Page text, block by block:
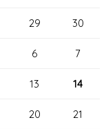
29 30
6 7
13 14
20 21